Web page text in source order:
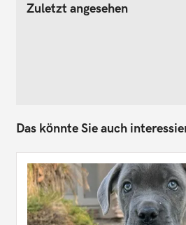
Zuletzt angesehen
Das könnte Sie auch